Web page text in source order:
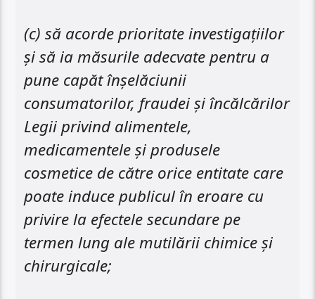
(c) să acorde prioritate investigațiilor
și să ia măsurile adecvate pentru a
pune capăt înșelăciunii
consumatorilor, fraudei și încălcărilor
Legii privind alimentele,
medicamentele și produsele
cosmetice de către orice entitate care
poate induce publicul în eroare cu
privire la efectele secundare pe
termen lung ale mutilării chimice și
chirurgicale;